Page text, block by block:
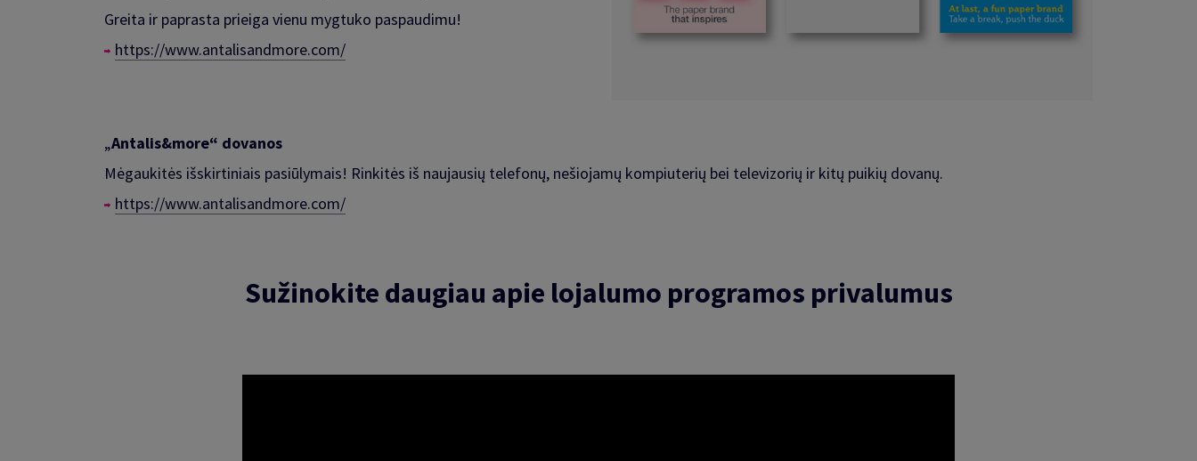
Greita ir paprasta prieiga vienu mygtuko paspaudimu!
https://www.antalisandmore.com/
„Antalis&more“ dovanos
Mėgaukitės išskirtiniais pasiūlymais! Rinkitės iš naujausių telefonų, nešiojamų kompiuterių bei televizorių ir kitų puikių dovanų.
https://www.antalisandmore.com/
Sužinokite daugiau apie lojalumo programos privalumus